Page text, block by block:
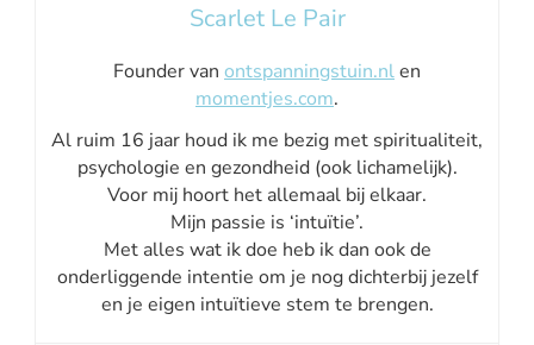
Scarlet Le Pair
Founder van ontspanningstuin.nlen
momentjes.com.
Al ruim 16 jaar houd ik me bezig met spiritualiteit,
psychologie en gezondheid (ook lichamelijk).
Voor mij hoort het allemaal bij elkaar.
Mijn passie is ‘intuïtie’.
Met alles wat ik doe heb ik dan ook de
onderliggende intentie om je nog dichterbij jezelf
en je eigen intuïtieve stem te brengen.